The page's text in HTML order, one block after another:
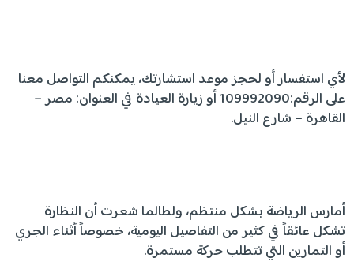
لأي استفسار أو لحجز موعد استشارتك، يمكنكم التواصل معنا
على الرقم:109992090 أو زيارة العيادة في العنوان: مصر –
القاهرة – شارع النيل.
أمارس الرياضة بشكل منتظم، ولطالما شعرت أن النظارة
تشكل عائقاً في كثير من التفاصيل اليومية، خصوصاً أثناء الجري
أو التمارين التي تتطلب حركة مستمرة.